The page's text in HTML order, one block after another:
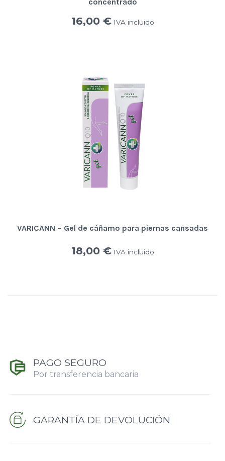
16,00 € IVA incluido
VARICANN – Gel de cáñamo para piernas cansadas
18,00 € IVA incluido
PAGO SEGURO
Por transferencia bancaria
GARANTÍA DE DEVOLUCIÓN